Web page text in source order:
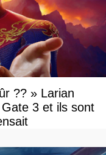
?? » Larian
3 et ils sont